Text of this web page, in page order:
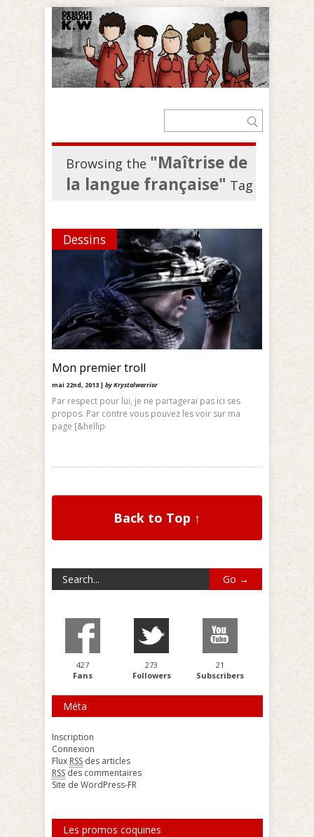
Browsing the "Maîtrise de
la langue française" Tag
Dessins
Mon premier troll
mai 22nd, 2013 | by Krystalwarrior
Par respect pour lui, je ne partagerai pas ici ses
propos. Par contre vous pouvez les voir sur ma
page [&hellip
Back to Top ↑
427
Fans
273
Followers
21
Subscribers
Méta
Inscription
Connexion
Flux RSS des articles
RSS des commentaires
Site de WordPress-FR
Les promos coquines